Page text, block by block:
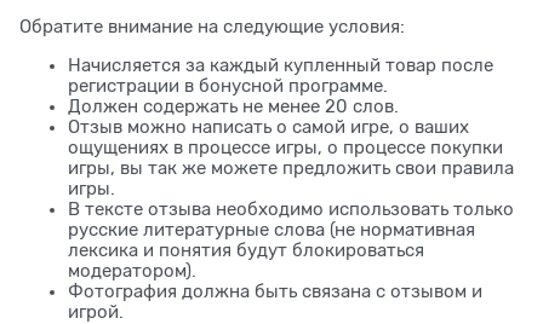
Обратите внимание на следующие условия:
Начисляется за каждый купленный товар после
регистрации в бонусной программе.
Должен содержать не менее 20 слов.
Отзыв можно написать о самой игре, о ваших
ощущениях в процессе игры, о процессе покупки
игры, вы так же можете предложить свои правила
игры.
В тексте отзыва необходимо использовать только
русские литературные слова (не нормативная
лексика и понятия будут блокироваться
модератором).
Фотография должна быть связана с отзывом и
игрой.